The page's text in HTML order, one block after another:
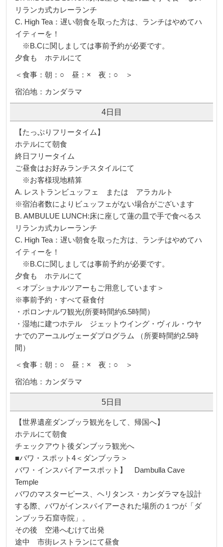
リランカ式カレーランチ
C. High Tea：遅い朝食を取った方は、ランチはやめてハ
イティーを！
※B.Cに関しましては事前予約が必要です。
夕食も ホテルにて
＜食事：朝：○ 昼：× 夜：○ ＞
宿泊地：カンダラマ
4日目
【たっぷりフリータイム】
ホテルにて朝食
終日フリータイム
ご昼食はお好みランチスタイルにて
※お客様現地精算
A. レストランビュッフェ または アラカルト
※宿泊者数によりビュッフェがない場合がございます
B. AMBULUE LUNCH:床に座して蓮の皿で手で食べるス
リランカ式カレーランチ
C. High Tea：遅い朝食を取った方は、ランチはやめてハ
イティーを！
※B.Cに関しましては事前予約が必要です。
夕食も ホテルにて
＜オプショナルツアーもご用意しています＞
※事前予約・すべて昼食付
・ポロンナルワ観光(所要時間約6.5時間）
・湿地に建つホテル ジェットウイング・ヴィル・ウヤ
ナでのアーユルヴェーダプログラム （所要時間約2.5時
間）
＜食事：朝：○ 昼：× 夜：○ ＞
宿泊地：カンダラマ
5日目
【世界遺産ダンブッラ観光をして、帰国へ】
ホテルにて朝食
チェックアウト後ダンブッラ観光へ
■バワ・スポット4＜ダンブッラ＞
バワ・インスパイアースポット】 Dambulla Cave
Temple
バワのマスターピース、ヘリタンス・カンダラマを設計
する際、バワがインスパイアーされた場所の１つが「ダ
ンブッラ石窟寺院」。
その後 空港へむけて出発
途中 市街レストランにて昼食